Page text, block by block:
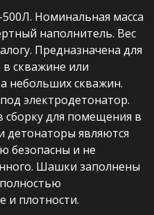
Номинальная масса
наполнитель. Вес
Предназначена для
скважине или
небольших скважин.
электродетонатор.
сборку для помещения в
являются
безопасны и не
Шашки заполнены
и плотности.